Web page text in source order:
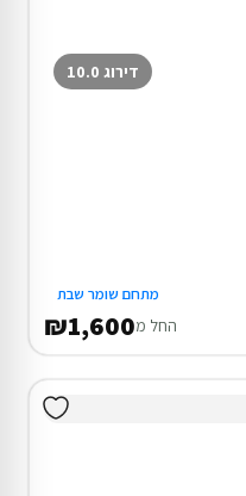
דירוג 10.0
מתחם שומר שבת
החל מ₪1,600